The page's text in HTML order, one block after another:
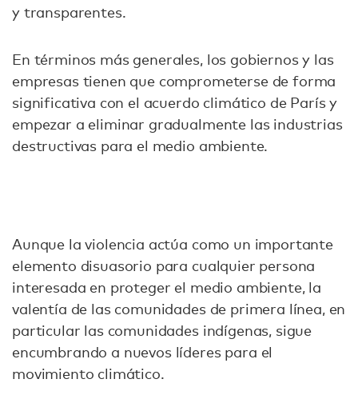
y transparentes.
En términos más generales, los gobiernos y las
empresas tienen que comprometerse de forma
significativa con el acuerdo climático de París y
empezar a eliminar gradualmente las industrias
destructivas para el medio ambiente.
Aunque la violencia actúa como un importante
elemento disuasorio para cualquier persona
interesada en proteger el medio ambiente, la
valentía de las comunidades de primera línea, en
particular las comunidades indígenas, sigue
encumbrando a nuevos líderes para el
movimiento climático.